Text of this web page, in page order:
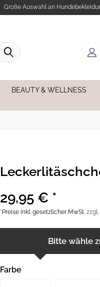
Große Auswahl an
BEAUTY & WELLNESS
29,95 € *
*Preise inkl. gesetzlicher MwSt.
Bitte wähle
Farbe